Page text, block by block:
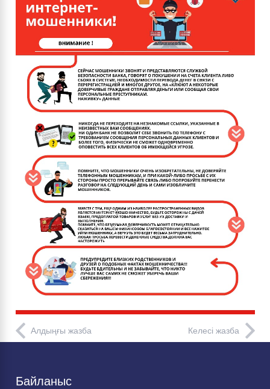
Алдыңғы жазба Келесі жазба
Байланыс